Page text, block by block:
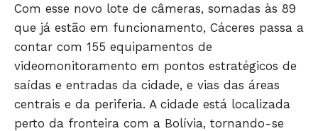
Com esse novo lote de câmeras, somadas às 89
que já estão em funcionamento, Cáceres passa a
contar com 155 equipamentos de
videomonitoramento em pontos estratégicos de
saídas e entradas da cidade, e vias das áreas
centrais e da periferia. A cidade está localizada
perto da fronteira com a Bolívia, tornando-se